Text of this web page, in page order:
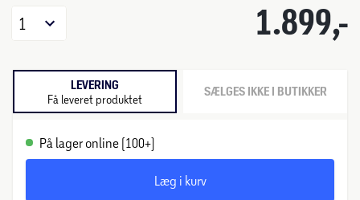
1.899,-
1
LEVERING
Få leveret produktet SÆLGES IKKE I BUTIKKER
På lager online (100+)
Læg i kurv